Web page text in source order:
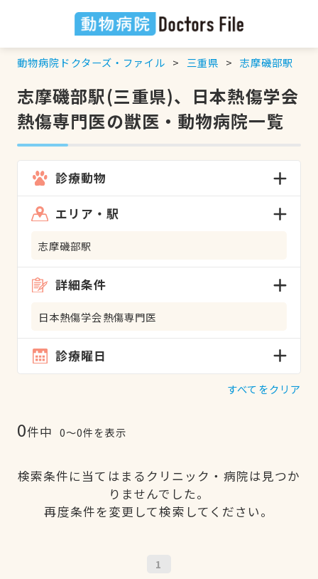
動物病院ドクターズ・ファイル 三重県 志摩磯部駅
志摩磯部駅(三重県)、日本熱傷学会
熱傷専門医の獣医・動物病院一覧
診療動物
エリア・駅
志摩磯部駅
詳細条件
日本熱傷学会熱傷専門医
診療曜日
すべてをクリア
0件中 0〜0件を表示
検索条件に当てはまるクリニック・病院は見つか
りませんでした。
再度条件を変更して検索してください。
1